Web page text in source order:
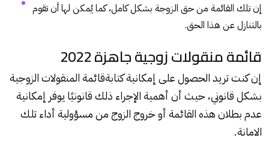
إن تلك القائمة من حق الزوجة بشكل كامل، كما يُمكن لها أن تقوم
بالتنازل عن هذا الحق.
قائمة منقولات زوجية جاهزة 2022
إن كنت تريد الحصول على إمكانية كتابةقائمة المنقولات الزوجية
بشكل قانوني، حيث أن أهمية الإجراء ذلك قانونيًا يوفر إمكانية
عدم بطلان هذه القائمة أو خروج الزوج من مسؤولية أداء تلك
الامانة.